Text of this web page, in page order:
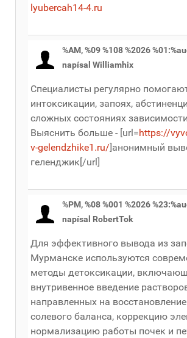
lyubercah14-4.ru
%AM, %09 %108 %2026
napísal Williamhix
Специалисты регулярно
интоксикации, запоях,
сложных состояниях
Выяснить больше - [url=https://
v-gelendzhike1.ru/]анонимный
геленджик[/url]
%PM, %08 %001 %2026
napísal RobertTok
Для эффективного вывода из
Мурманске используются
методы детоксикации,
внутривенное введение
направленных на
солевого баланса, коррекцию
нормализацию работы почек и